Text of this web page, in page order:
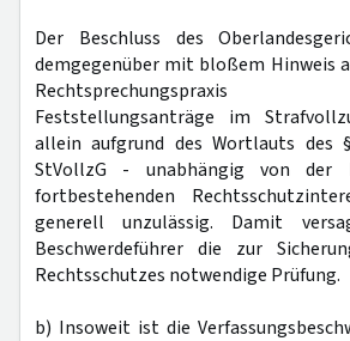
Der Beschluss des
demgegenüber mit bloßem Hinweis
Feststellungsanträge im
allein aufgrund des Wortlauts des §
StVollzG - unabhängig von der
fortbestehenden
generell unzulässig. Damit
Beschwerdeführer die zur
Rechtsschutzes notwendige Prüfung.
b) Insoweit ist die